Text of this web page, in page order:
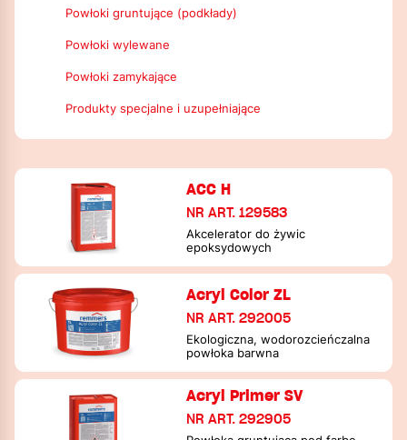
Powłoki gruntujące (podkłady)
Powłoki wylewane
Powłoki zamykające
Produkty specjalne i uzupełniające
ACC H
NR ART. 129583
Akcelerator do żywic
epoksydowych
Acryl Color ZL
NR ART. 292005
Ekologiczna, wodorozcieńczalna
powłoka barwna
Acryl Primer SV
NR ART. 292905